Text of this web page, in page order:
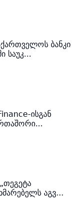
ბანკი
საუკ...
ისგან
აგვ...